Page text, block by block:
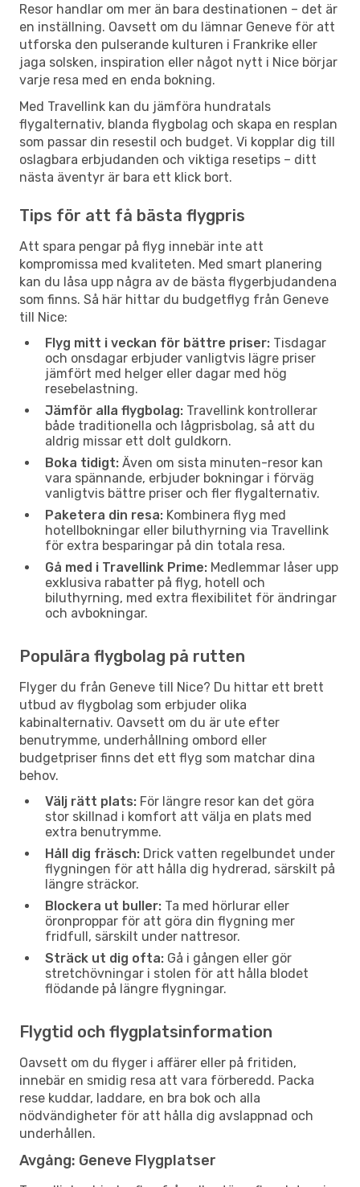
Resor handlar om mer än bara destinationen – det är
en inställning. Oavsett om du lämnar Geneve för att
utforska den pulserande kulturen i Frankrike eller
jaga solsken, inspiration eller något nytt i Nice börjar
varje resa med en enda bokning.
Med Travellink kan du jämföra hundratals
flygalternativ, blanda flygbolag och skapa en resplan
som passar din resestil och budget. Vi kopplar dig till
oslagbara erbjudanden och viktiga resetips – ditt
nästa äventyr är bara ett klick bort.
Tips för att få bästa flygpris
Att spara pengar på flyg innebär inte att
kompromissa med kvaliteten. Med smart planering
kan du låsa upp några av de bästa flygerbjudandena
som finns. Så här hittar du budgetflyg från Geneve
till Nice:
Flyg mitt i veckan för bättre priser: Tisdagar
och onsdagar erbjuder vanligtvis lägre priser
jämfört med helger eller dagar med hög
resebelastning.
Jämför alla flygbolag: Travellink kontrollerar
både traditionella och lågprisbolag, så att du
aldrig missar ett dolt guldkorn.
Boka tidigt: Även om sista minuten-resor kan
vara spännande, erbjuder bokningar i förväg
vanligtvis bättre priser och fler flygalternativ.
Paketera din resa: Kombinera flyg med
hotellbokningar eller biluthyrning via Travellink
för extra besparingar på din totala resa.
Gå med i Travellink Prime: Medlemmar låser upp
exklusiva rabatter på flyg, hotell och
biluthyrning, med extra flexibilitet för ändringar
och avbokningar.
Populära flygbolag på rutten
Flyger du från Geneve till Nice? Du hittar ett brett
utbud av flygbolag som erbjuder olika
kabinalternativ. Oavsett om du är ute efter
benutrymme, underhållning ombord eller
budgetpriser finns det ett flyg som matchar dina
behov.
Välj rätt plats: För längre resor kan det göra
stor skillnad i komfort att välja en plats med
extra benutrymme.
Håll dig fräsch: Drick vatten regelbundet under
flygningen för att hålla dig hydrerad, särskilt på
längre sträckor.
Blockera ut buller: Ta med hörlurar eller
öronproppar för att göra din flygning mer
fridfull, särskilt under nattresor.
Sträck ut dig ofta: Gå i gången eller gör
stretchövningar i stolen för att hålla blodet
flödande på längre flygningar.
Flygtid och flygplatsinformation
Oavsett om du flyger i affärer eller på fritiden,
innebär en smidig resa att vara förberedd. Packa
rese kuddar, laddare, en bra bok och alla
nödvändigheter för att hålla dig avslappnad och
underhållen.
Avgång: Geneve Flygplatser